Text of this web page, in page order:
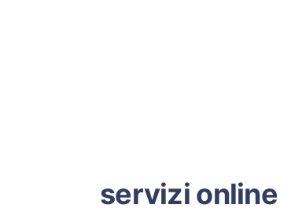
servizi online